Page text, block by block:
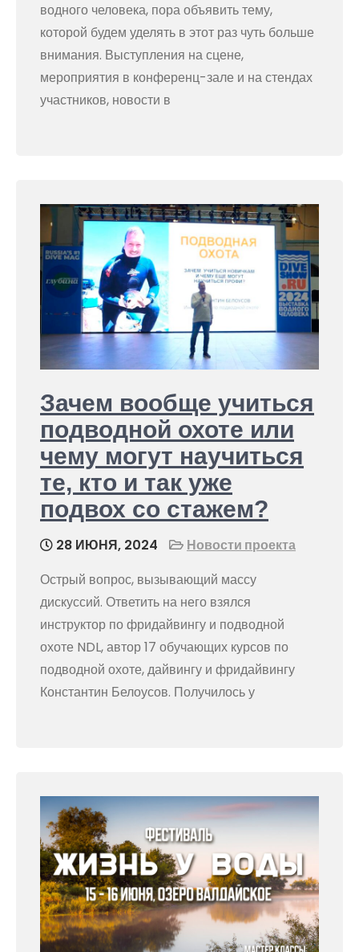
водного человека, пора объявить тему,
которой будем уделять в этот раз чуть больше
внимания. Выступления на сцене,
мероприятия в конференц-зале и на стендах
участников, новости в
Зачем вообще учиться
подводной охоте или
чему могут научиться
те, кто и так уже
подвох со стажем?
28 ИЮНЯ, 2024
Новости проекта
Острый вопрос, вызывающий массу
дискуссий. Ответить на него взялся
инструктор по фридайвингу и подводной
охоте NDL, автор 17 обучающих курсов по
подводной охоте, дайвингу и фридайвингу
Константин Белоусов. Получилось у